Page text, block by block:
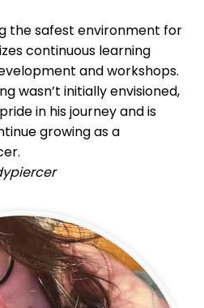
the safest environment for
continuous learning
and workshops.
wasn’t initially envisioned,
in his journey and is
growing as a